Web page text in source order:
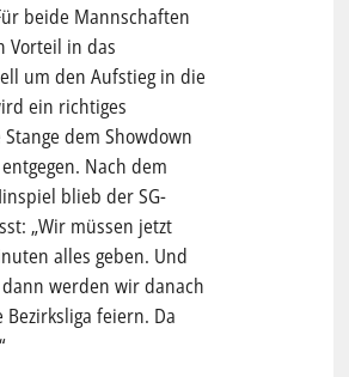
beide Mannschaften
Vorteil in das
um den Aufstieg in die
ein richtiges
dem Showdown
Nach dem
blieb der SG-
„Wir müssen jetzt
alles geben. Und
werden wir danach
feiern. Da